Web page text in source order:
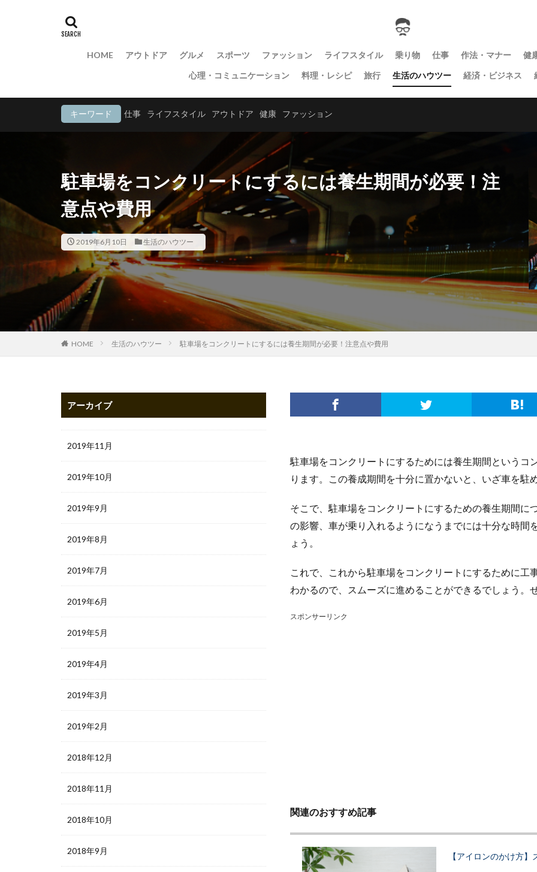
HOME アウトドア グルメ スポーツ ファッション ライフスタイル 乗り物 仕事 作法・マナー 健
心理・コミュニケーション
料理・レシピ 旅行 生活のハウツー 経済・ビジネス
キーワード 仕事 ライフスタイル アウトドア 健康 ファッション
駐車場をコンクリートにするには養生期間が必要！注
意点や費用
2019年6月10日 生活のハウツー
HOME 生活のハウツー 駐車場をコンクリートにするには養生期間が必要！注意点や費用
駐車場をコンクリートにするためには養生期間というコ
ります。この養成期間を十分に置かないと、いざ車を駐
そこで、駐車場をコンクリートにするための養生期間
の影響、車が乗り入れるようになうまでには十分な時間
ょう。
これで、これから駐車場をコンクリートにするために
わかるので、スムーズに進めることができるでしょう。
スポンサーリンク
関連のおすすめ記事
【アイロンのかけ方
アーカイブ
2019年11月
2019年10月
2019年9月
2019年8月
2019年7月
2019年6月
2019年5月
2019年4月
2019年3月
2019年2月
2018年12月
2018年11月
2018年10月
2018年9月